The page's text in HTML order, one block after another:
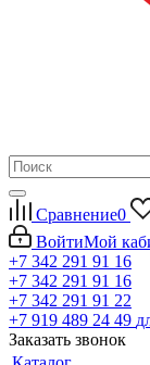
Сравнение0
ВойтиМой
+7 342 291 91 16
+7 342 291 91 16
+7 342 291 91 22
+7 919 489 24 49
Заказать звонок